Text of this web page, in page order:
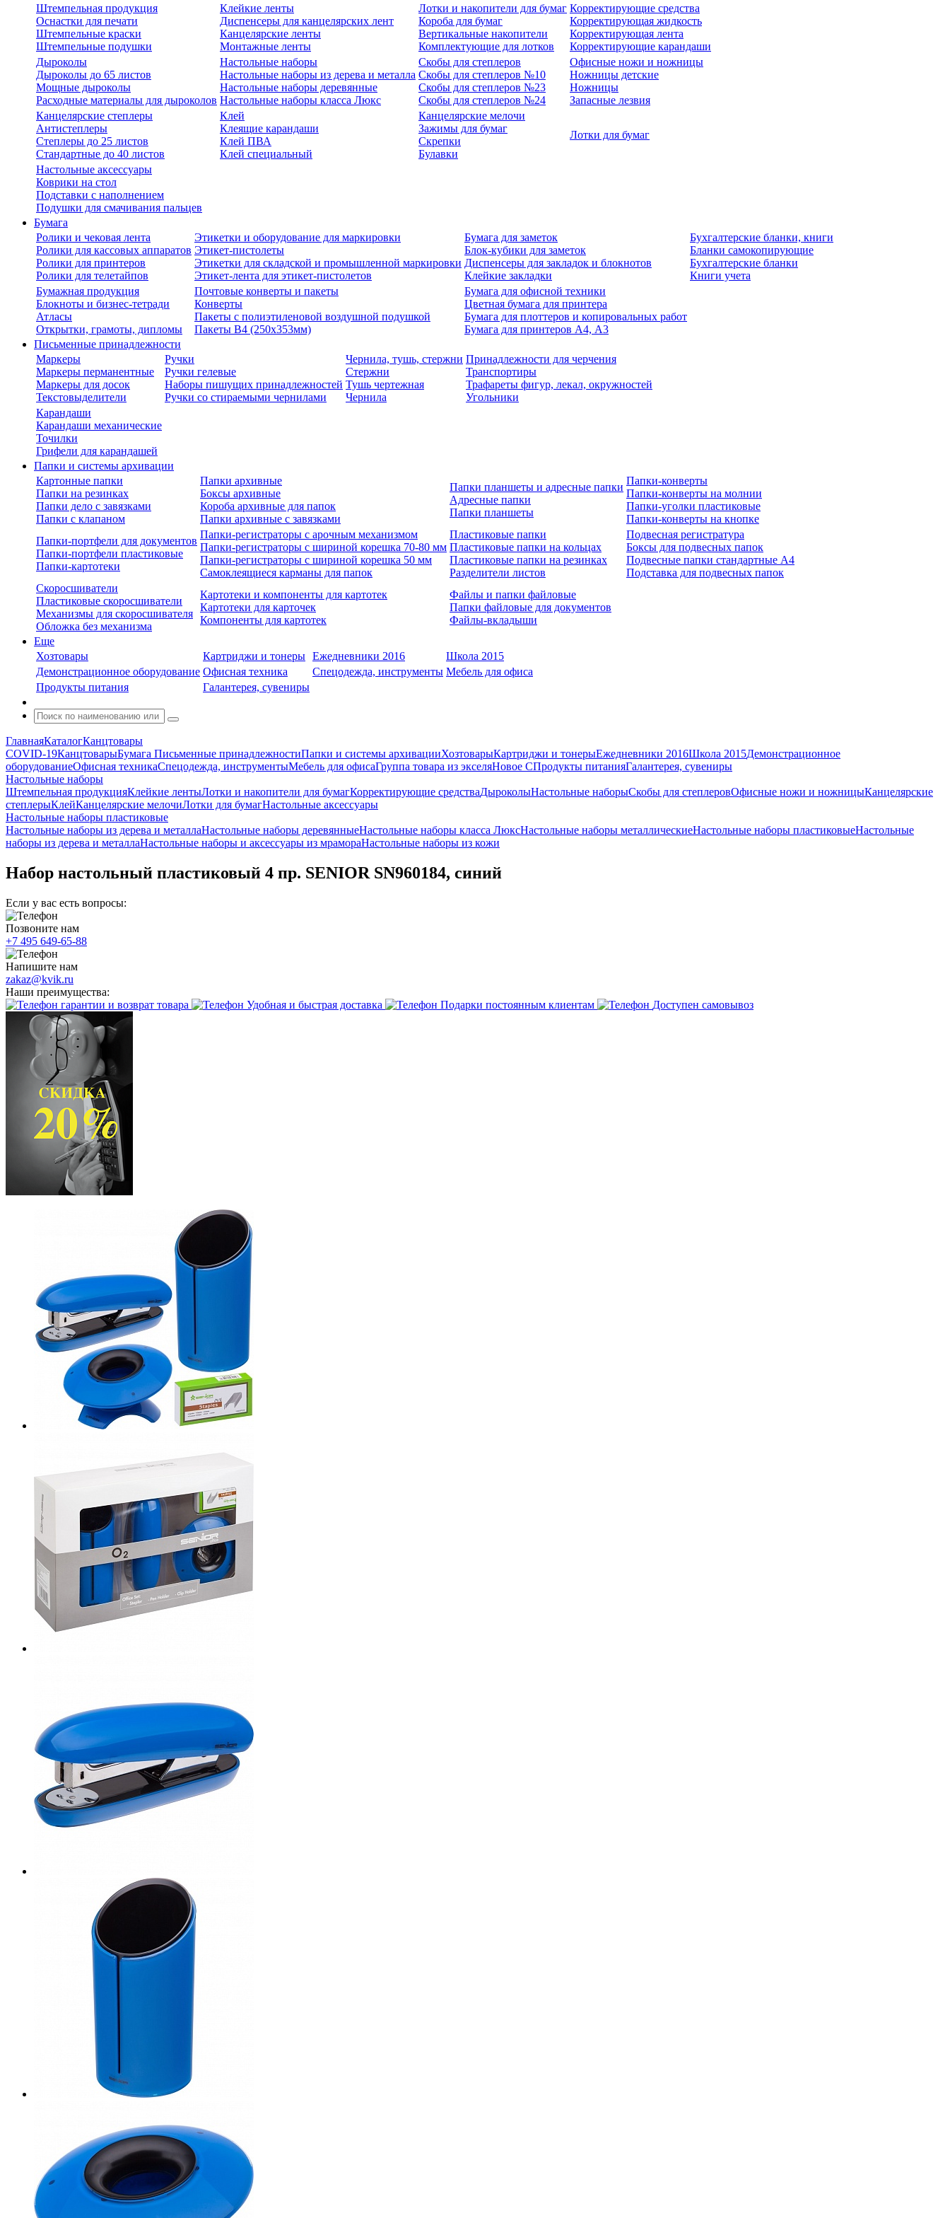
Штемпельная продукция
Оснастки для печати
Штемпельные краски
Штемпельные подушки
Клейкие ленты
Диспенсеры для канцелярских лент
Канцелярские ленты
Монтажные ленты
Лотки и накопители для бумаг
Короба для бумаг
Вертикальные накопители
Комплектующие для лотков
Корректирующие средства
Корректирующая жидкость
Корректирующая лента
Корректирующие карандаши
Дыроколы
Дыроколы до 65 листов
Мощные дыроколы
Расходные материалы для дыроколов
Настольные наборы
Настольные наборы из дерева и металла
Настольные наборы деревянные
Настольные наборы класса Люкс
Скобы для степлеров
Скобы для степлеров №10
Скобы для степлеров №23
Скобы для степлеров №24
Офисные ножи и ножницы
Ножницы детские
Ножницы
Запасные лезвия
Канцелярские степлеры
Антистеплеры
Степлеры до 25 листов
Стандартные до 40 листов
Клей
Клеящие карандаши
Клей ПВА
Клей специальный
Канцелярские мелочи
Зажимы для бумаг
Скрепки
Булавки
Лотки для бумаг
Настольные аксессуары
Коврики на стол
Подставки с наполнением
Подушки для смачивания пальцев
Бумага
Ролики и чековая лента
Ролики для кассовых аппаратов
Ролики для принтеров
Ролики для телетайпов
Этикетки и оборудование для маркировки
Этикет-пистолеты
Этикетки для складской и промышленной маркировки
Этикет-лента для этикет-пистолетов
Бумага для заметок
Блок-кубики для заметок
Диспенсеры для закладок и блокнотов
Клейкие закладки
Бухгалтерские бланки, книги
Бланки самокопирующие
Бухгалтерские бланки
Книги учета
Бумажная продукция
Блокноты и бизнес-тетради
Атласы
Открытки, грамоты, дипломы
Почтовые конверты и пакеты
Конверты
Пакеты с полиэтиленовой воздушной подушкой
Пакеты В4 (250х353мм)
Бумага для офисной техники
Цветная бумага для принтера
Бумага для плоттеров и копировальных работ
Бумага для принтеров А4, А3
Письменные принадлежности
Маркеры
Маркеры перманентные
Маркеры для досок
Текстовыделители
Ручки
Ручки гелевые
Наборы пишущих принадлежностей
Ручки со стираемыми чернилами
Чернила, тушь, стержни
Стержни
Тушь чертежная
Чернила
Принадлежности для черчения
Транспортиры
Трафареты фигур, лекал, окружностей
Угольники
Карандаши
Карандаши механические
Точилки
Грифели для карандашей
Папки и системы архивации
Картонные папки
Папки на резинках
Папки дело с завязками
Папки с клапаном
Папки архивные
Боксы архивные
Короба архивные для папок
Папки архивные с завязками
Папки планшеты и адресные папки
Адресные папки
Папки планшеты
Папки-конверты
Папки-конверты на молнии
Папки-уголки пластиковые
Папки-конверты на кнопке
Папки-портфели для документов
Папки-портфели пластиковые
Папки-картотеки
Папки-регистраторы с арочным механизмом
Папки-регистраторы с шириной корешка 70-80 мм
Папки-регистраторы с шириной корешка 50 мм
Самоклеящиеся карманы для папок
Пластиковые папки
Пластиковые папки на кольцах
Пластиковые папки на резинках
Разделители листов
Подвесная регистратура
Боксы для подвесных папок
Подвесные папки стандартные А4
Подставка для подвесных папок
Скоросшиватели
Пластиковые скоросшиватели
Механизмы для скоросшивателя
Обложка без механизма
Картотеки и компоненты для картотек
Картотеки для карточек
Компоненты для картотек
Файлы и папки файловые
Папки файловые для документов
Файлы-вкладыши
Еще
Хозтовары
Картриджи и тонеры Ежедневники 2016
Школа 2015
Демонстрационное оборудование Офисная техника Спецодежда, инструменты Мебель для офиса
Продукты питания
Галантерея, сувениры
ГлавнаяКаталогКанцтовары
COVID-19КанцтоварыБумага Письменные принадлежностиПапки и системы архивацииХозтоварыКартриджи и тонерыЕжедневники 2016Школа 2015Демонстрационное
оборудованиеОфисная техникаСпецодежда, инструментыМебель для офисаГруппа товара из экселяНовое СПродукты питанияГалантерея, сувениры
Настольные наборы
Штемпельная продукцияКлейкие лентыЛотки и накопители для бумагКорректирующие средстваДыроколыНастольные наборыСкобы для степлеровОфисные ножи и ножницыКанцелярские
степлерыКлейКанцелярские мелочиЛотки для бумагНастольные аксессуары
Настольные наборы пластиковые
Настольные наборы из дерева и металлаНастольные наборы деревянныеНастольные наборы класса ЛюксНастольные наборы металлическиеНастольные наборы пластиковыеНастольные
наборы из дерева и металлаНастольные наборы и аксессуары из мрамораНастольные наборы из кожи
Набор настольный пластиковый 4 пр. SENIOR SN960184, синий
Если у вас есть вопросы:
Позвоните нам
+7 495 649-65-88
Напишите нам
zakaz@kvik.ru
Наши преимущества:
гарантии и возврат товара
Удобная и быстрая доставка Подарки постоянным клиентам Доступен самовывоз